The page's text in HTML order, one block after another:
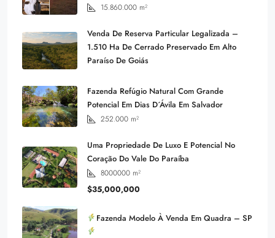
15.860.000 m²
Venda De Reserva Particular Legalizada –
1.510 Ha De Cerrado Preservado Em Alto
Paraíso De Goiás
Fazenda Refúgio Natural Com Grande
Potencial Em Dias D´Ávila Em Salvador
252.000 m²
Uma Propriedade De Luxo E Potencial No
Coração Do Vale Do Paraíba
8000000 m²
$35,000,000
Fazenda Modelo À Venda Em Quadra – SP